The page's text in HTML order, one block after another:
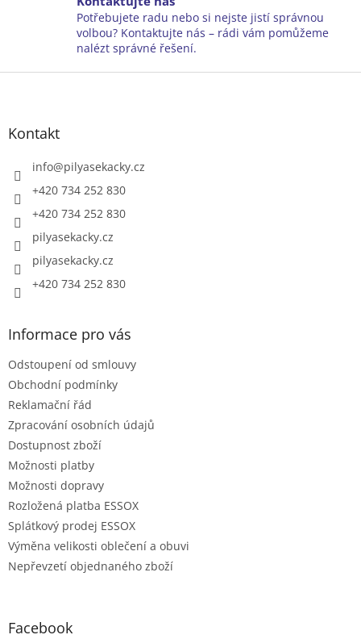
v
ý
p
s
Potřebujete radu nebo si nejste jistí správnou
volbou? Kontaktujte nás – rádi vám pomůžeme
nalézt správné řešení.
Z
Kontakt
info@pilyasekacky.cz
+420 734 252 830
+420 734 252 830
pilyasekacky.cz
pilyasekacky.cz
+420 734 252 830
Informace pro vás
Odstoupení od smlouvy
Obchodní podmínky
Reklamační řád
Zpracování osobních údajů
Dostupnost zboží
Možnosti platby
Možnosti dopravy
Rozložená platba ESSOX
Splátkový prodej ESSOX
Výměna velikosti oblečení a obuvi
Nepřevzetí objednaného zboží
Facebook